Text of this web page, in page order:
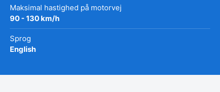
Maksimal hastighed på motorvej
90 - 130 km/h
Sprog
English